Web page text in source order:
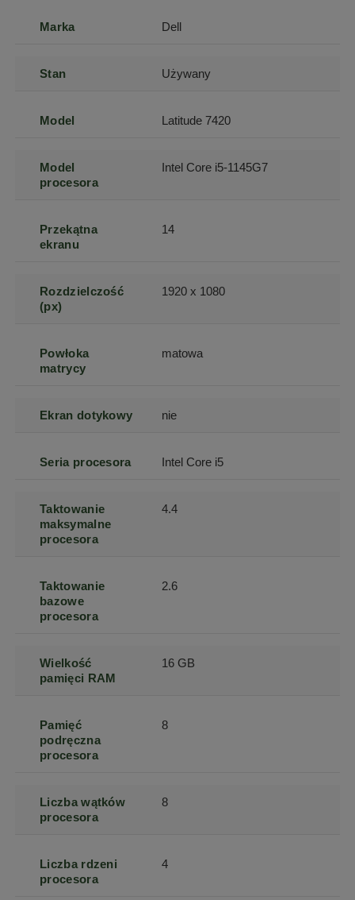
Marka Dell
Stan Używany
Model Latitude 7420
Model
procesora
Intel Core i5-1145G7
Przekątna
ekranu
14
Rozdzielczość
(px)
1920 x 1080
Powłoka
matrycy
matowa
Ekran dotykowy nie
Seria procesora Intel Core i5
Taktowanie
maksymalne
procesora
4.4
Taktowanie
bazowe
procesora
2.6
Wielkość
pamięci RAM
16 GB
Pamięć
podręczna
procesora
8
Liczba wątków
procesora
8
Liczba rdzeni
procesora
4